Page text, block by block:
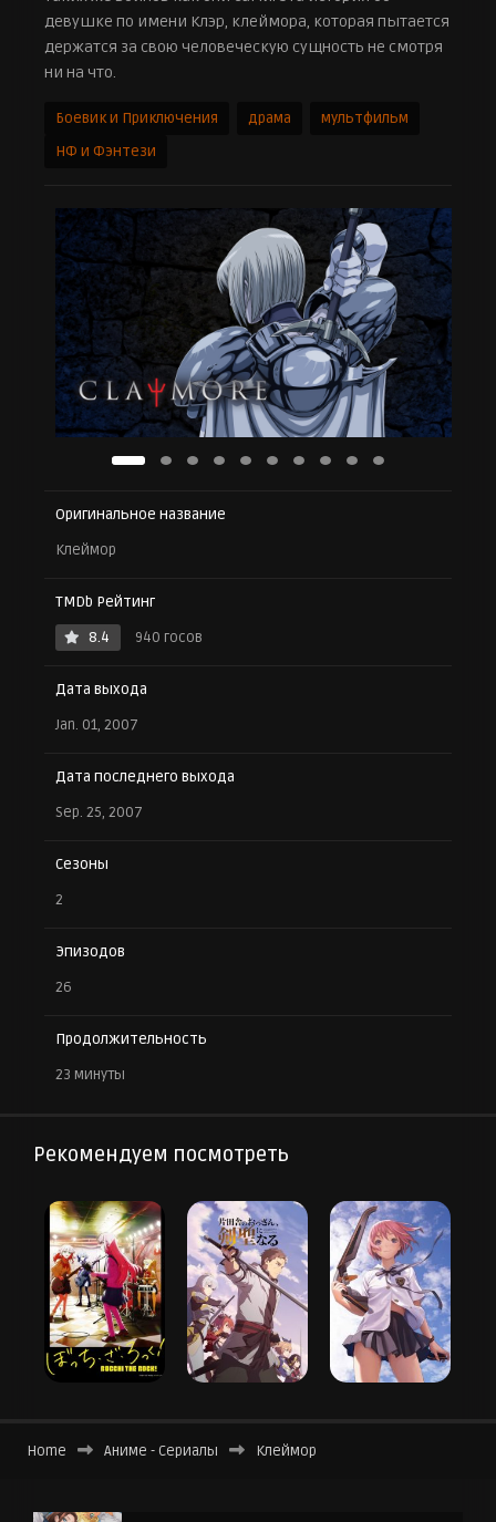
девушке по имени Клэр, клеймора, которая пытается
держатся за свою человеческую сущность не смотря
ни на что.
Боевик и Приключения драма
мультфильм
НФ и Фэнтези
Оригинальное название
Клеймор
TMDb Рейтинг
8.4
940 госов
Дата выхода
Jan. 01, 2007
Дата последнего выхода
Sep. 25, 2007
Сезоны
2
Эпизодов
26
Продолжительность
23 минуты
Рекомендуем посмотреть
Home Аниме - Сериалы Клеймор